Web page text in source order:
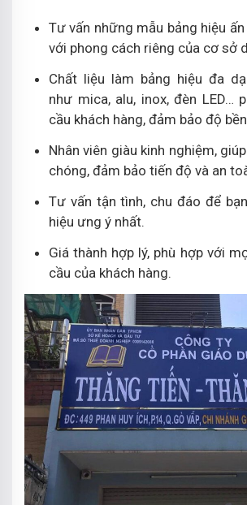
Tư vấn những mẫu bảng hiệu
với phong cách riêng của cơ sở
Chất liệu làm bảng hiệu đa
như mica, alu, inox, đèn LED…
cầu khách hàng, đảm bảo độ
Nhân viên giàu kinh nghiệm,
chóng, đảm bảo tiến độ và an
Tư vấn tận tình, chu đáo để
hiệu ưng ý nhất.
Giá thành hợp lý, phù hợp với
cầu của khách hàng.